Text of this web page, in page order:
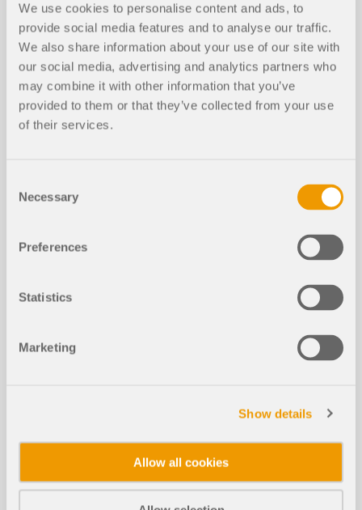
We use cookies to personalise content and ads, to
provide social media features and to analyse our traffic.
We also share information about your use of our site with
our social media, advertising and analytics partners who
may combine it with other information that you’ve
provided to them or that they’ve collected from your use
of their services.
Selection
Necessary
Preferences
Statistics
Marketing
Show details
Allow all cookies
1380x
Pavilhão de aço
Artigos da base de dados de conhe
os